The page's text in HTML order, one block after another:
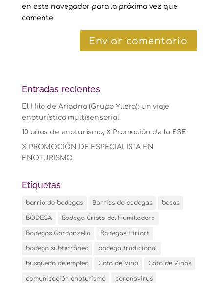
en este navegador para la próxima vez que
comente.
Entradas recientes
El Hilo de Ariadna (Grupo Yllera): un viaje
enoturístico multisensorial
10 años de enoturismo, X Promoción de la ESE
X PROMOCIÓN DE ESPECIALISTA EN
ENOTURISMO
Etiquetas
barrio de bodegas Barrios de bodegas becas
BODEGA Bodega Cristo del Humilladero
Bodegas Gordonzello Bodegas Hiriart
bodega subterránea bodega tradicional
búsqueda de empleo Cata de Vino Cata de Vinos
comunicación enoturismo coronavirus